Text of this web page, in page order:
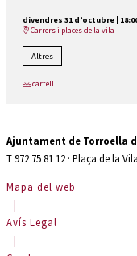
divendres 31 d’octubre |
Carrers i places de la vila
Altres
cartell
Ajuntament de Torroella
T 972 75 81 12 · Plaça de la
Mapa del web
|
Avís Legal
|